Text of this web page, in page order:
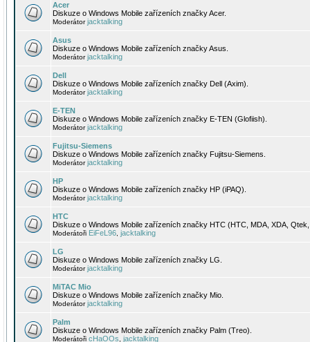
Acer
Diskuze o Windows Mobile zařízeních značky Acer.
Moderátorjacktalking
Asus
Diskuze o Windows Mobile zařízeních značky Asus.
Moderátorjacktalking
Dell
Diskuze o Windows Mobile zařízeních značky Dell (Axim).
Moderátorjacktalking
E-TEN
Diskuze o Windows Mobile zařízeních značky E-TEN (Glofiish).
Moderátorjacktalking
Fujitsu-Siemens
Diskuze o Windows Mobile zařízeních značky Fujitsu-Siemens.
Moderátorjacktalking
HP
Diskuze o Windows Mobile zařízeních značky HP (iPAQ).
Moderátorjacktalking
HTC
Diskuze o Windows Mobile zařízeních značky HTC (HTC, MDA, XDA,
Moderátoři EiFeL96 jacktalking
LG
Diskuze o Windows Mobile zařízeních značky LG.
Moderátorjacktalking
MiTAC Mio
Diskuze o Windows Mobile zařízeních značky Mio.
Moderátorjacktalking
Palm
Diskuze o Windows Mobile zařízeních značky Palm (Treo).
Moderátoři cHaOOs jacktalking